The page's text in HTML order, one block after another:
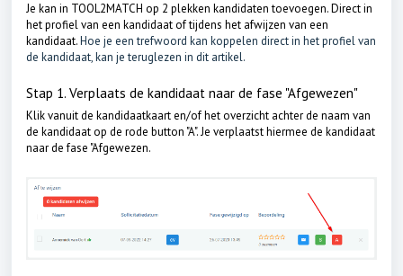
Je kan in TOOL2MATCH op 2 plekken kandidaten toevoegen. Direct in
het profiel van een kandidaat of tijdens het afwijzen van een
kandidaat.Hoe je een trefwoord kan koppelen direct in het profiel van
de kandidaat, kan je teruglezen in dit artikel.
Stap 1. Verplaats de kandidaat naar de fase "Afgewezen"
Klik vanuit de kandidaatkaart en/of het overzicht achter de naam van
de kandidaat op de rode button "A". Je verplaatst hiermee de kandidaat
naar de fase "Afgewezen.